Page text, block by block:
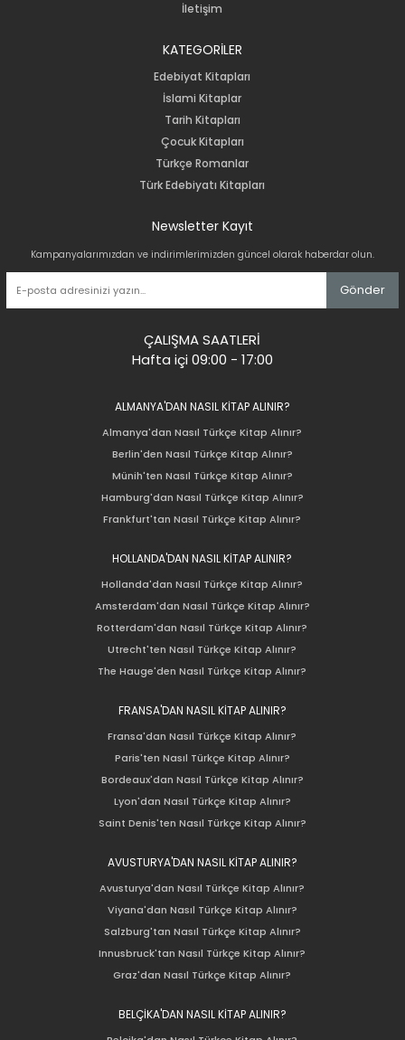
İletişim
KATEGORİLER
Edebiyat Kitapları
İslami Kitaplar
Tarih Kitapları
Çocuk Kitapları
Türkçe Romanlar
Türk Edebiyatı Kitapları
Newsletter Kayıt
Kampanyalarımızdan ve indirimlerimizden güncel olarak haberdar olun.
Gönder
ÇALIŞMA SAATLERİ
Hafta içi 09:00 - 17:00
ALMANYA'DAN NASIL KİTAP ALINIR?
Almanya'dan Nasıl Türkçe Kitap Alınır?
Berlin'den Nasıl Türkçe Kitap Alınır?
Münih'ten Nasıl Türkçe Kitap Alınır?
Hamburg'dan Nasıl Türkçe Kitap Alınır?
Frankfurt'tan Nasıl Türkçe Kitap Alınır?
HOLLANDA'DAN NASIL KİTAP ALINIR?
Hollanda'dan Nasıl Türkçe Kitap Alınır?
Amsterdam'dan Nasıl Türkçe Kitap Alınır?
Rotterdam'dan Nasıl Türkçe Kitap Alınır?
Utrecht'ten Nasıl Türkçe Kitap Alınır?
The Hauge'den Nasıl Türkçe Kitap Alınır?
FRANSA'DAN NASIL KİTAP ALINIR?
Fransa'dan Nasıl Türkçe Kitap Alınır?
Paris'ten Nasıl Türkçe Kitap Alınır?
Bordeaux'dan Nasıl Türkçe Kitap Alınır?
Lyon'dan Nasıl Türkçe Kitap Alınır?
Saint Denis'ten Nasıl Türkçe Kitap Alınır?
AVUSTURYA'DAN NASIL KİTAP ALINIR?
Avusturya'dan Nasıl Türkçe Kitap Alınır?
Viyana'dan Nasıl Türkçe Kitap Alınır?
Salzburg'tan Nasıl Türkçe Kitap Alınır?
Innusbruck'tan Nasıl Türkçe Kitap Alınır?
Graz'dan Nasıl Türkçe Kitap Alınır?
BELÇİKA'DAN NASIL KİTAP ALINIR?